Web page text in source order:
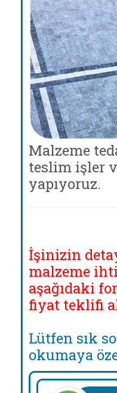
Malzeme
teslim işler
yapıyoruz.
İşinizin
malzeme
aşağıdaki
fiyat teklifi
Lütfen sık
okumaya